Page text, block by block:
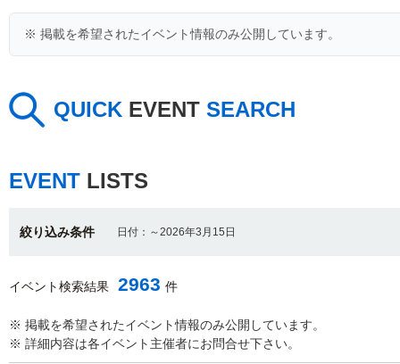
※ 掲載を希望されたイベント情報のみ公開しています。
QUICK EVENT SEARCH
EVENT LISTS
絞り込み条件 日付：～2026年3月15日
イベント検索結果 2963 件
※ 掲載を希望されたイベント情報のみ公開しています。
※ 詳細内容は各イベント主催者にお問合せ下さい。